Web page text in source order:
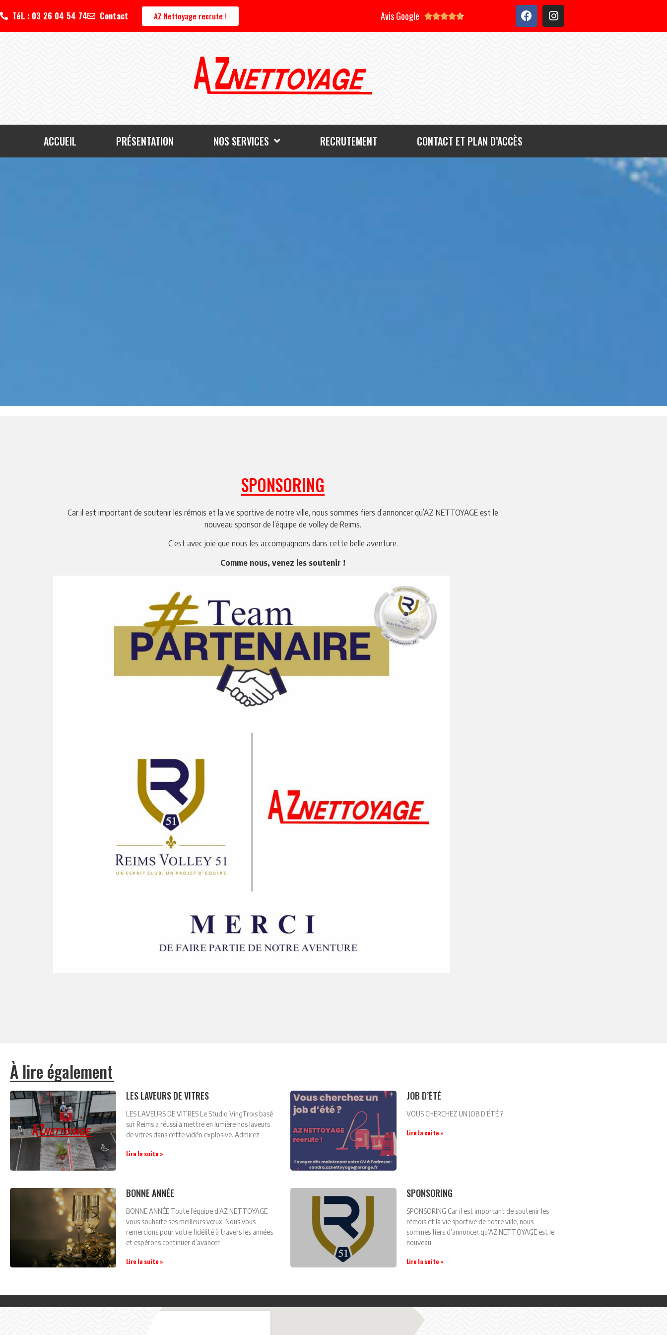
Tél. : 03 26 04 54 74 Contact AZ Nettoyage recrute ! Avis Google 
ACCUEIL PRÉSENTATION NOS SERVICES RECRUTEMENT CONTACT ET PLAN D’ACCÈS
SPONSORING
Car il est important de soutenir les rémois et la vie sportive de notre ville, nous sommes fiers d’annoncer qu’AZ NETTOYAGE est le
nouveau sponsor de l’équipe de volley de Reims.
C’est avec joie que nous les accompagnons dans cette belle aventure.
Comme nous, venez les soutenir !
À lire également
LES LAVEURS DE VITRES
LES LAVEURS DE VITRES Le Studio VingTrois basé
sur Reims a réussi à mettre en lumière nos laveurs
de vitres dans cette vidéo explosive. Admirez
Lire la suite »
JOB D’ÉTÉ
VOUS CHERCHEZ UN JOB D’ÉTÉ ?
Lire la suite »
BONNE ANNÉE
BONNE ANNÉE Toute l’équipe d’AZ NETTOYAGE
vous souhaite ses meilleurs vœux. Nous vous
remercions pour votre fidélité à travers les années
et espérons continuer d’avancer
Lire la suite »
SPONSORING
SPONSORING Car il est important de soutenir les
rémois et la vie sportive de notre ville, nous
sommes fiers d’annoncer qu’AZ NETTOYAGE est le
nouveau
Lire la suite »